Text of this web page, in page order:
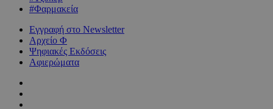
#Φαρμακεία
Εγγραφή στο Newsletter
Αρχείο Φ
Ψηφιακές Εκδόσεις
Αφιερώματα